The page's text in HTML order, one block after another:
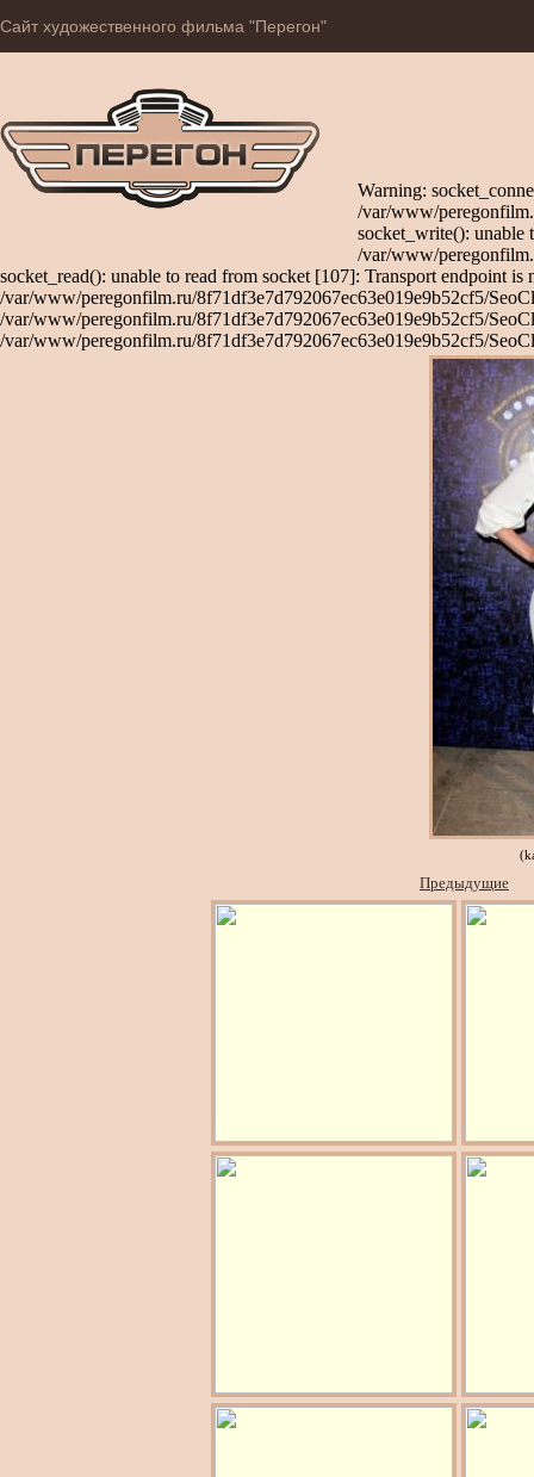
Сайт художественного фильма "Перегон"
Warning:
/var/www/
socket_write(): unable
/var/www/
socket_read(): unable to read from socket [107]: Transport endpoint is
/var/www/peregonfilm.ru/8f71df3e7d792067ec63e019e9b52cf5/
/var/www/peregonfilm.ru/8f71df3e7d792067ec63e019e9b52cf5/
/var/www/peregonfilm.ru/8f71df3e7d792067ec63e019e9b52cf5/
Предыдущие